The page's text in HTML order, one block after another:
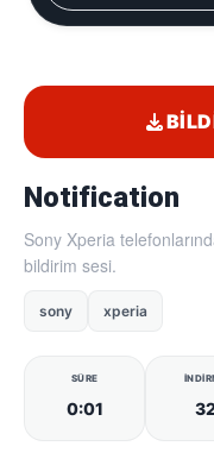
Notification
Sony Xperia
bildirim sesi.
sony xperia
SÜRE
0:01